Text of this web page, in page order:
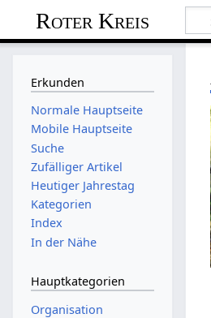
Roter Kreis
Erkunden
Normale Hauptseite
Mobile Hauptseite
Suche
Zufälliger Artikel
Heutiger Jahrestag
Kategorien
Index
In der Nähe
Hauptkategorien
Organisation